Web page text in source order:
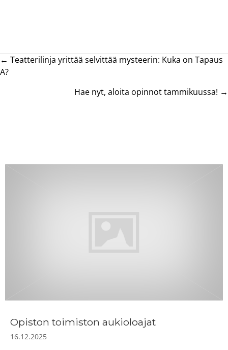
Posts
navigation
← Teatterilinja yrittää selvittää mysteerin: Kuka on Tapaus
A?
Hae nyt, aloita opinnot tammikuussa! →
Opiston toimiston aukioloajat
16.12.2025